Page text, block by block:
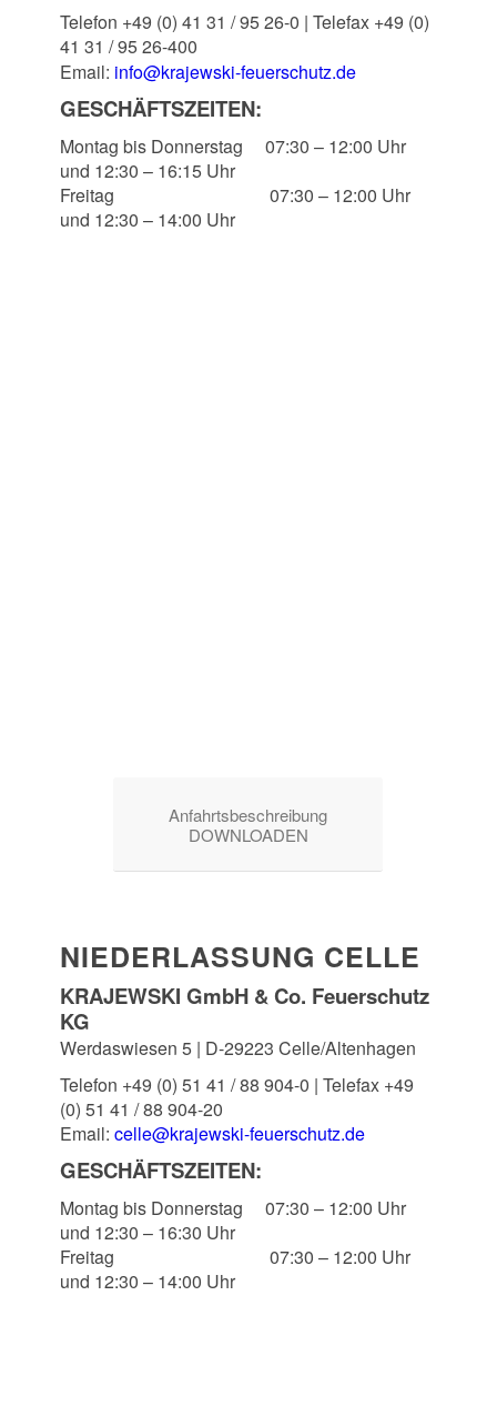
Telefon +49 (0) 41 31 / 95 26-0 | Telefax +49 (0)
41 31 / 95 26-400
Email: info@krajewski-feuerschutz.de
GESCHÄFTSZEITEN:
Montag bis Donnerstag
07:30 – 12:00 Uhr
und 12:30 – 16:15 Uhr
Freitag 07:30 – 12:00 Uhr
und 12:30 – 14:00 Uhr
Anfahrtsbeschreibung
DOWNLOADEN
NIEDERLASSUNG CELLE
KRAJEWSKI GmbH & Co. Feuerschutz
KG
Werdaswiesen 5 | D-29223 Celle/Altenhagen
Telefon +49 (0) 51 41 / 88 904-0 | Telefax +49
(0) 51 41 / 88 904-20
Email: celle@krajewski-feuerschutz.de
GESCHÄFTSZEITEN:
Montag bis Donnerstag
07:30 – 12:00 Uhr
und 12:30 – 16:30 Uhr
Freitag 07:30 – 12:00 Uhr
und 12:30 – 14:00 Uhr